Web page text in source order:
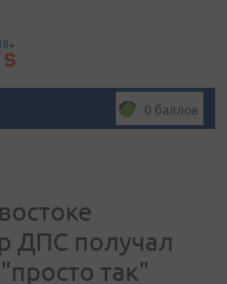
0 баллов
ДПС получал
так"